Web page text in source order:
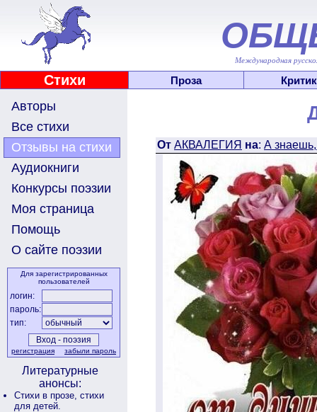
Международная
Стихи Проза
Авторы
Все стихи
Отзывы на стихи
Аудиокниги
Конкурсы поэзии
Моя страница
Помощь
О сайте поэзии
Для зарегистрированных
пользователей
логин:
пароль:
тип:
регистрация забыли пароль
Литературные
анонсы:
Стихи в прозе, стихи
для детей.
От АКВАЛЕГИЯ на: А